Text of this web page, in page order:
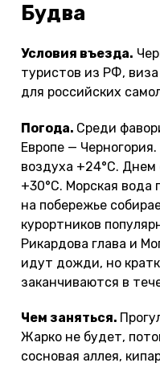
Будва
Условия въезда.
туристов из РФ,
для российских
Погода. Среди
Европе —
воздуха +24°С.
+30°С. Морская вода
на побережье
курортников
Рикардова глава и
идут дожди, но
заканчиваются в
Чем заняться.
Жарко не будет,
сосновая аллея,